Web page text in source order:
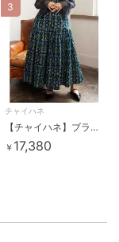
チャイハネ
【チャイハネ】ブライド刺繍ロングスカート
￥ 17,380
3